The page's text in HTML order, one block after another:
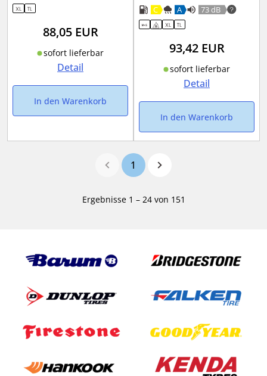
88,05EUR
sofort lieferbar
Detail
In den Warenkorb
C A 73 dB
93,42EUR
sofort lieferbar
Detail
In den Warenkorb
1
Ergebnisse 1 – 24 von 151